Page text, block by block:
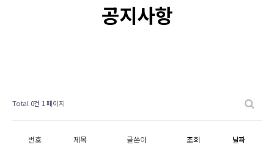
공지사항
Total 0건 1 페이지
번호 제목 글쓴이 조회 날짜